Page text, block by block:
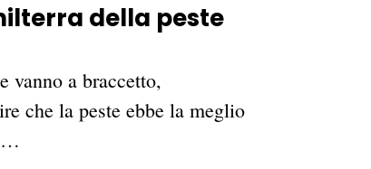
della peste
vanno a braccetto,
che la peste ebbe la meglio